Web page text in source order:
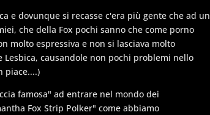
e dovunque si recasse c'era più gente che ad un
che della Fox pochi sanno che come porno
molto espressiva e non si lasciava molto
causandole non pochi problemi nello
piace....)
famosa" ad entrare nel mondo dei
Fox Strip Polker" come abbiamo